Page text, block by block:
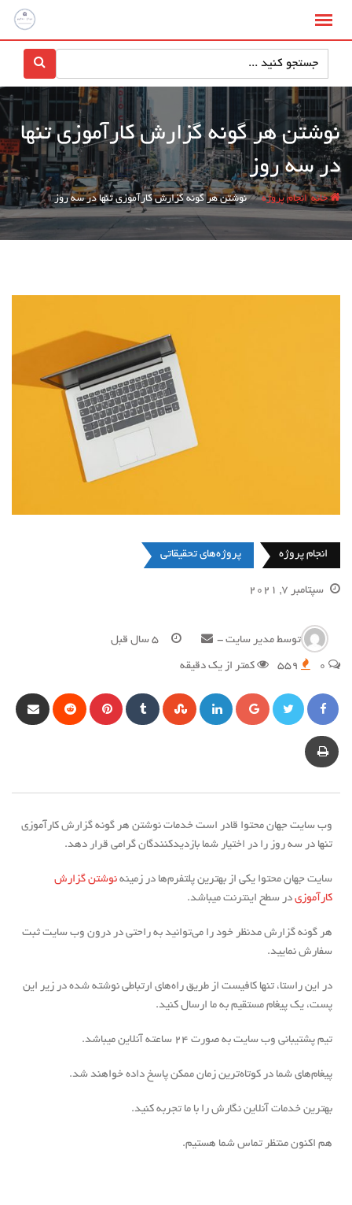
نوشتن هر گونه گزارش کارآموزی تنها
در سه روز
خانه / انجام پروژه /نوشتن هر گونه گزارش کارآموزی تنها در سه روز
انجام پروژه پروژه‌های تحقیقاتی
سپتامبر 7, 2021
توسط مدیر سایت - 5 سال قبل
کمتر از یک دقیقه
وب سایت جهان محتوا قادر است خدمات نوشتن هر گونه گزارش کارآموزی
تنها در سه روز را در اختیار شما بازدیدکنندگان گرامی قرار دهد.
سایت جهان محتوا یکی از بهترین پلتفرم‌ها در زمینه نوشتن گزارش
کارآموزی در سطح اینترنت می‎باشد.
هر گونه گزارش مدنظر خود را می‌‏توانید به راحتی در درون وب سایت ثبت
سفارش نمایید.
در این راستا، تنها کافیست از طریق راه‌های ارتباطی نوشته شده در زیر این
پست، یک پیغام مستقیم به ما ارسال کنید.
تیم پشتیبانی وب سایت به صورت ۲۴ ساعته آنلاین می‎باشد.
پیغام‌های شما در کوتاه‌ترین زمان ممکن پاسخ داده خواهند شد.
بهترین خدمات آنلاین نگارش را با ما تجربه کنید.
هم اکنون منتظر تماس شما هستیم.